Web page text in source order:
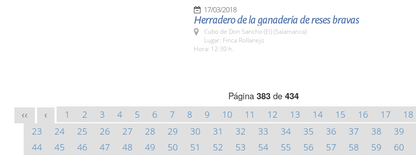
17/03/2018
Herradero de la ganadería de reses bravas
Cubo de Don Sancho (El) (Salamanca)
Lugar: Finca Rollanejo
Hora: 12:30 h.
Página 383de 434
<< < 1 2 3 4 5 6 7 8 9 10 11 12 13 14 15 16 17 18
23
24 25 26 27 28 29 30 31 32 33 34 35 36 37 38 39
44
45 46 47 48 49 50 51 52 53 54 55 56 57 58 59 60